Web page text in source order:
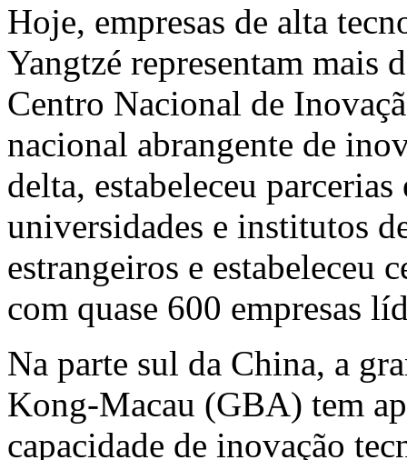
Hoje, empresas de alta
Yangtzé representam mais
Centro Nacional de
nacional abrangente de
delta, estabeleceu
universidades e institutos
estrangeiros e estabeleceu
com quase 600 empresas
Na parte sul da China, a
Kong-Macau (GBA) tem
capacidade de inovação